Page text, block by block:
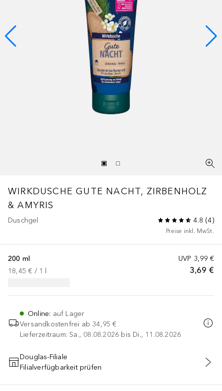
WIRKDUSCHE GUTE NACHT, ZIRBENHOLZ
& AMYRIS
Duschgel 4.8 (4)
Preise inkl. MwSt.
UVP 3,99 €
3,69 €
200 ml
18,45 € / 1
Online: auf Lager
Versandkostenfrei ab 34,95 €
Lieferzeitraum: Sa., 08.08.2026 bis Di., 11.08.2026
IN DEN WARENKORB
Douglas-Filiale
Filialverfügbarkeit prüfen